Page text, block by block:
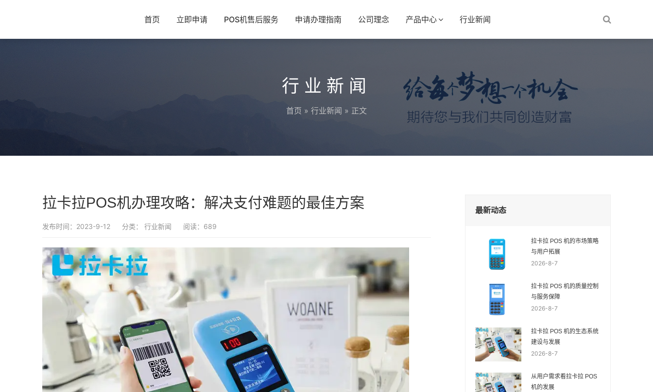
首页 立即申请 POS机售后服务 申请办理指南 公司理念 产品中心 行业新闻
行业新闻
首页 » 行业新闻 » 正文
拉卡拉POS机办理攻略：解决支付难题的最佳方案
发布时间：2023-9-12 分类： 行业新闻 阅读：689
最新动态
拉卡拉 POS 机的市场策略
与用户拓展
2026-8-7
拉卡拉 POS 机的质量控制
与服务保障
2026-8-7
拉卡拉 POS 机的生态系统
建设与发展
2026-8-7
从用户需求看拉卡拉 POS
机的发展